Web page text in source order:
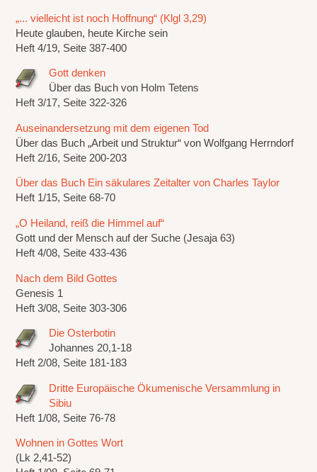
„... vielleicht ist noch Hoffnung“ (Klgl 3,29)
Heute glauben, heute Kirche sein
Heft 4/19, Seite 387-400
Gott denken
Über das Buch von Holm Tetens
Heft 3/17, Seite 322-326
Auseinandersetzung mit dem eigenen Tod
Über das Buch „Arbeit und Struktur“ von Wolfgang Herrndorf
Heft 2/16, Seite 200-203
Über das Buch Ein säkulares Zeitalter von Charles Taylor
Heft 1/15, Seite 68-70
„O Heiland, reiß die Himmel auf“
Gott und der Mensch auf der Suche (Jesaja 63)
Heft 4/08, Seite 433-436
Nach dem Bild Gottes
Genesis 1
Heft 3/08, Seite 303-306
Die Osterbotin
Johannes 20,1-18
Heft 2/08, Seite 181-183
Dritte Europäische Ökumenische Versammlung in
Sibiu
Heft 1/08, Seite 76-78
Wohnen in Gottes Wort
(Lk 2,41-52)